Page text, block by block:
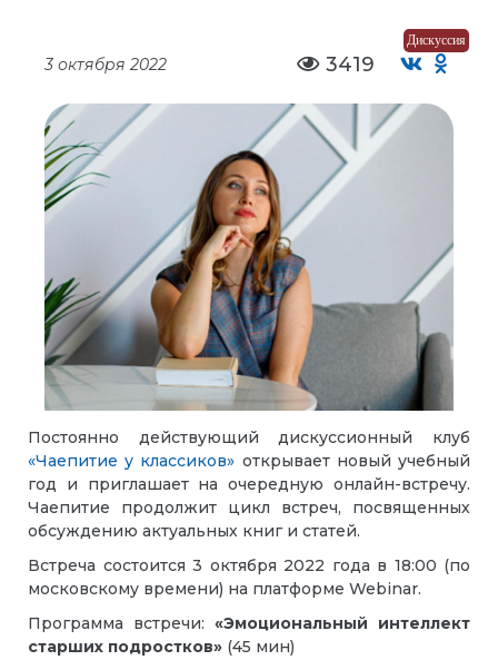
Дискуссия
3 октября 2022 3419
Постоянно действующий дискуссионный клуб
«Чаепитие у классиков» открывает новый учебный
год и приглашает на очередную онлайн-встречу.
Чаепитие продолжит цикл встреч, посвященных
обсуждению актуальных книг и статей.
Встреча состоится 3 октября 2022 года в 18:00 (по
московскому времени) на платформе Webinar.
Программа встречи: «Эмоциональный интеллект
старших подростков» (45 мин)